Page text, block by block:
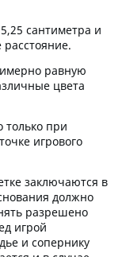
сантиметра и
равную
цвета
только при
игрового
заключаются в
должно
разрешено
игрой
и сопернику